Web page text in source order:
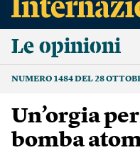
Le opinioni
NUMERO 1484 DEL 28
Un’orgia
bomba